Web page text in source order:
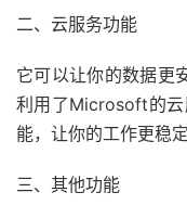
二、云服务功能
它可以让你的数据更
利用了Microsoft的云
能，让你的工作更稳
三、其他功能